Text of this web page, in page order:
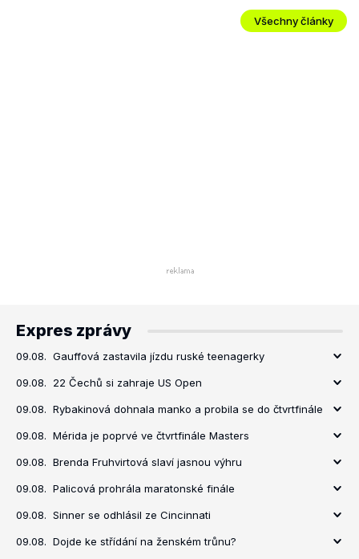
Všechny články
Expres zprávy
09.08. Gauffová zastavila jízdu ruské teenagerky
09.08. 22 Čechů si zahraje US Open
09.08. Rybakinová dohnala manko a probila se do čtvrtfinále
09.08. Mérida je poprvé ve čtvrtfinále Masters
09.08. Brenda Fruhvirtová slaví jasnou výhru
09.08. Palicová prohrála maratonské finále
09.08. Sinner se odhlásil ze Cincinnati
09.08. Dojde ke střídání na ženském trůnu?